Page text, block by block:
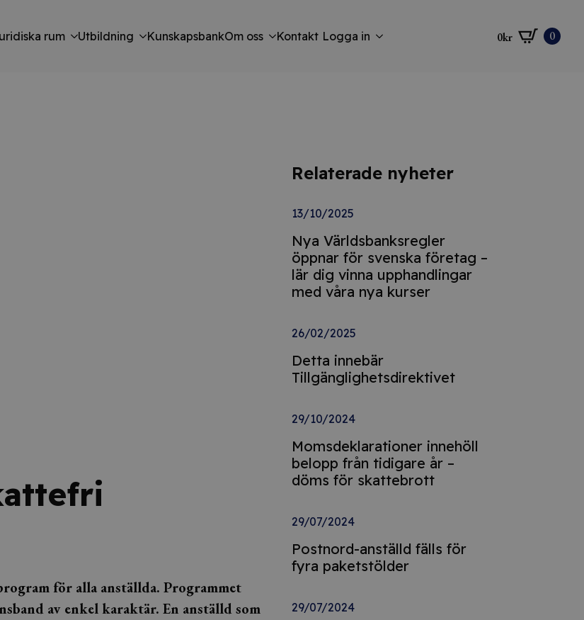
rum Utbildning KunskapsbankOm oss Kontakt Logga in 0kr 0
för alla anställda. Programmet
av enkel karaktär. En anställd som
Relaterade nyheter
13/10/2025
Nya Världsbanksregler
öppnar för svenska företag –
lär dig vinna upphandlingar
med våra nya kurser
26/02/2025
Detta innebär
Tillgänglighetsdirektivet
29/10/2024
Momsdeklarationer innehöll
belopp från tidigare år –
döms för skattebrott
29/07/2024
Postnord-anställd fälls för
fyra paketstölder
29/07/2024